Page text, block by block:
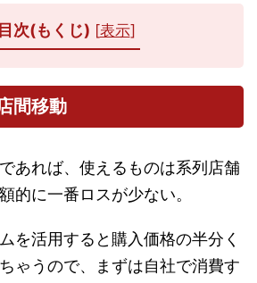
目次(もくじ) [表示]
間移動
あれば、使えるものは系列店舗
的に一番ロスが少ない。
を活用すると購入価格の半分く
ゃうので、まずは自社で消費す